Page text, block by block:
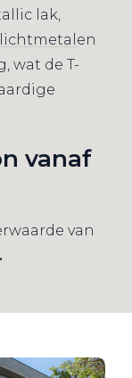
lak,
wat de T-
vanaf
van